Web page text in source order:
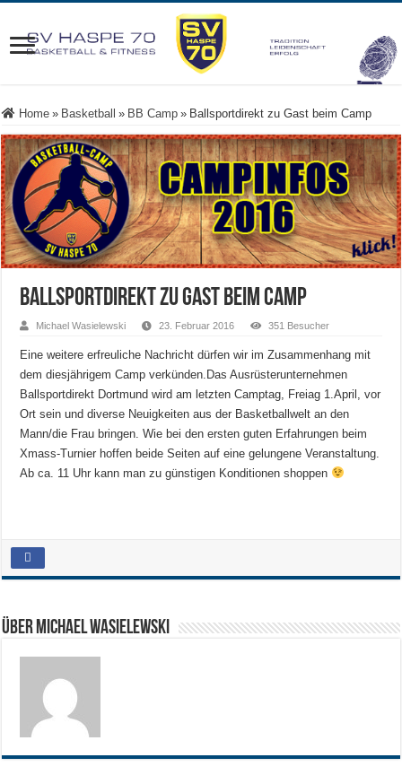
Home » Basketball » BB Camp » Ballsportdirekt zu Gast beim Camp
Ballsportdirekt zu Gast beim Camp
Michael Wasielewski 23. Februar 2016 351 Besucher
Eine weitere erfreuliche Nachricht dürfen wir im Zusammenhang mit
dem diesjährigem Camp verkünden. Das Ausrüsterunternehmen
Ballsportdirekt Dortmund wird am letzten Camptag, Freiag 1.April, vor
Ort sein und diverse Neuigkeiten aus der Basketballwelt an den
Mann/die Frau bringen. Wie bei den ersten guten Erfahrungen beim
Xmass-Turnier hoffen beide Seiten auf eine gelungene Veranstaltung.
Ab ca. 11 Uhr kann man zu günstigen Konditionen shoppen
Über Michael Wasielewski